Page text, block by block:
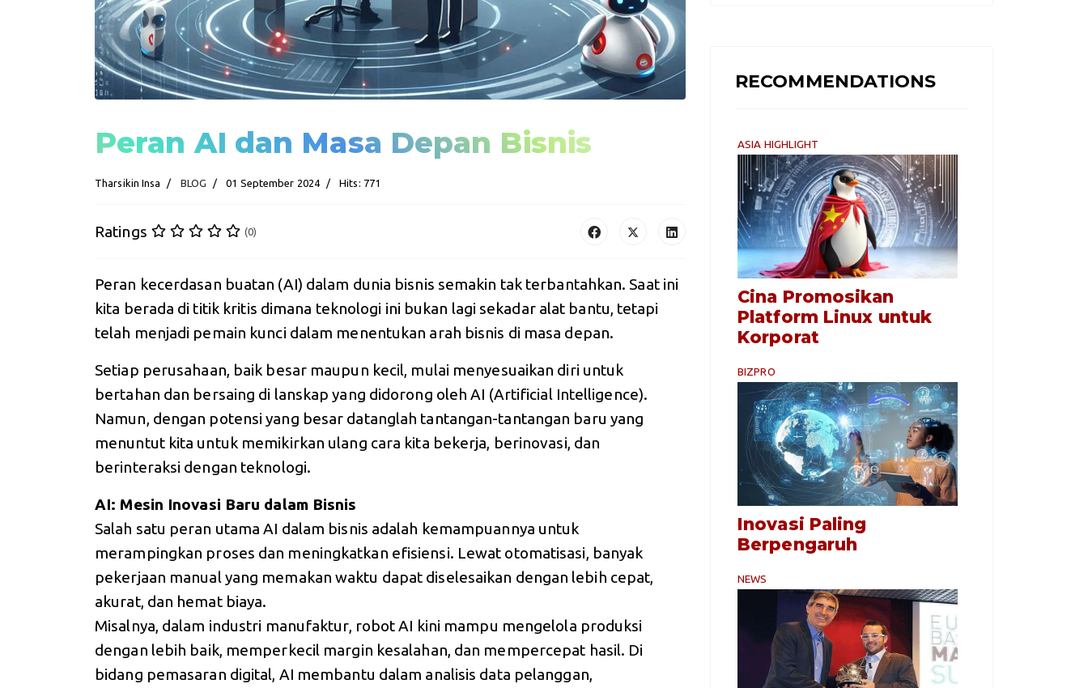
Peran AI dan Masa Depan Bisnis
Tharsikin Insa BLOG 01 September 2024 Hits: 771
Ratings (0)
Peran kecerdasan buatan (AI) dalam dunia bisnis semakin tak terbantahkan. Saat ini
kita berada di titik kritis dimana teknologi ini bukan lagi sekadar alat bantu, tetapi
telah menjadi pemain kunci dalam menentukan arah bisnis di masa depan.
Setiap perusahaan, baik besar maupun kecil, mulai menyesuaikan diri untuk
bertahan dan bersaing di lanskap yang didorong oleh AI (Artificial Intelligence).
Namun, dengan potensi yang besar datanglah tantangan-tantangan baru yang
menuntut kita untuk memikirkan ulang cara kita bekerja, berinovasi, dan
berinteraksi dengan teknologi.
AI: Mesin Inovasi Baru dalam Bisnis
Salah satu peran utama AI dalam bisnis adalah kemampuannya untuk
merampingkan proses dan meningkatkan efisiensi. Lewat otomatisasi, banyak
pekerjaan manual yang memakan waktu dapat diselesaikan dengan lebih cepat,
akurat, dan hemat biaya.
Misalnya, dalam industri manufaktur, robot AI kini mampu mengelola produksi
dengan lebih baik, memperkecil margin kesalahan, dan mempercepat hasil. Di
bidang pemasaran digital, AI membantu dalam analisis data pelanggan,
RECOMMENDATIONS
ASIA HIGHLIGHT
Cina Promosikan
Platform Linux untuk
Korporat
BIZPRO
Inovasi Paling
Berpengaruh
NEWS